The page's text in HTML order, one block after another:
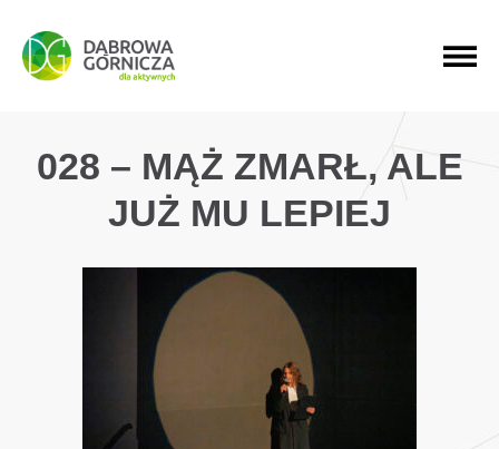
PRZEJDŹ DO MENU GŁÓWNEGO
PRZEJDŹ DO WYSZUKIWARKI
PRZEJDŹ DO TREŚCI
028 – MĄŻ ZMARŁ, ALE
JUŻ MU LEPIEJ